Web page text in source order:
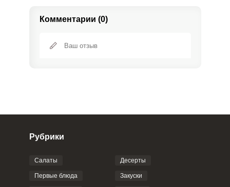
Комментарии (0)
Фото до 4 шт, до 5 mb
Рубрики
Салаты
Первые блюда
Десерты
Закуски